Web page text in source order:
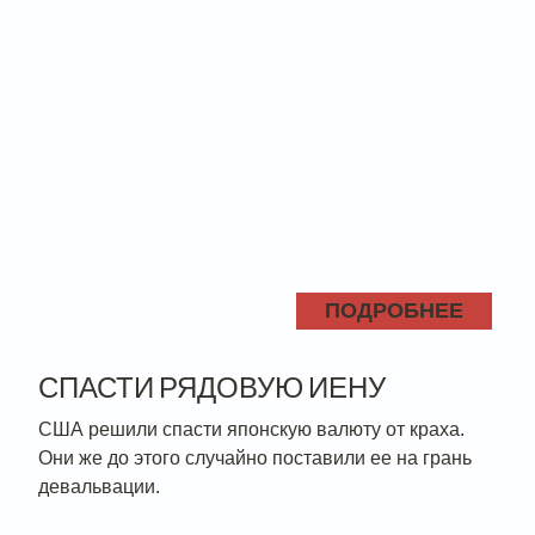
ПОДРОБНЕЕ
СПАСТИ РЯДОВУЮ ИЕНУ
США решили спасти японскую валюту от краха.
Они же до этого случайно поставили ее на грань
девальвации.